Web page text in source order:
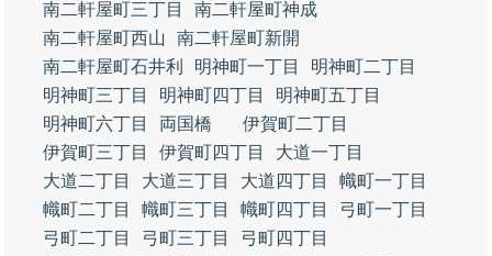
南二軒屋町三丁目
南二軒屋町神成
南二軒屋町西山
南二軒屋町新開
南二軒屋町石井利
明神町一丁目
明神町二丁目
明神町三丁目
明神町四丁目
明神町五丁目
明神町六丁目
両国橋
伊賀町二丁目
伊賀町三丁目
伊賀町四丁目
大道一丁目
大道二丁目
大道三丁目 大道四丁目
幟町一丁目
幟町二丁目
幟町三丁目 幟町四丁目
弓町一丁目
弓町二丁目
弓町三丁目
弓町四丁目